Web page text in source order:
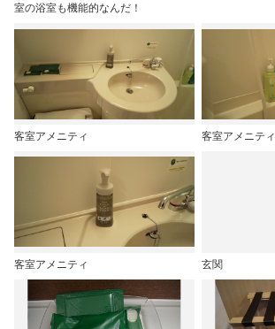
室の浴室も機能的なんだ！
客室アメニティ 客室アメニティ
客室アメニティ 玄関